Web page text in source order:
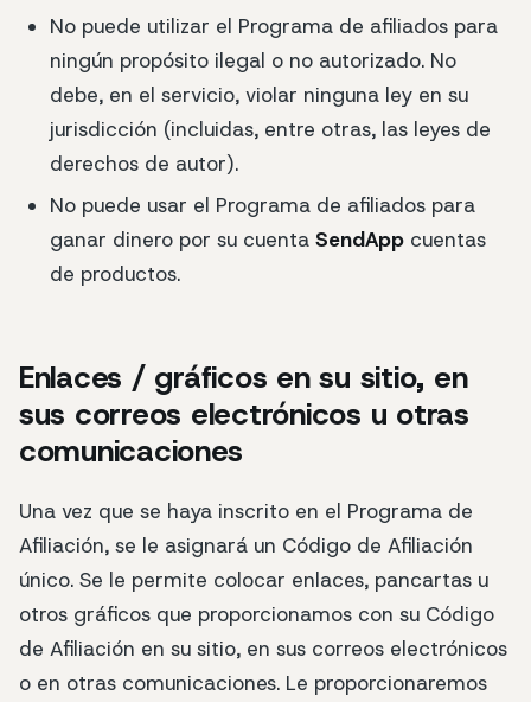
No puede utilizar el Programa de afiliados para
ningún propósito ilegal o no autorizado. No
debe, en el servicio, violar ninguna ley en su
jurisdicción (incluidas, entre otras, las leyes de
derechos de autor).
No puede usar el Programa de afiliados para
ganar dinero por su cuenta SendAppcuentas
de productos.
Enlaces / gráficos en su sitio, en
sus correos electrónicos u otras
comunicaciones
Una vez que se haya inscrito en el Programa de
Afiliación, se le asignará un Código de Afiliación
único. Se le permite colocar enlaces, pancartas u
otros gráficos que proporcionamos con su Código
de Afiliación en su sitio, en sus correos electrónicos
o en otras comunicaciones. Le proporcionaremos